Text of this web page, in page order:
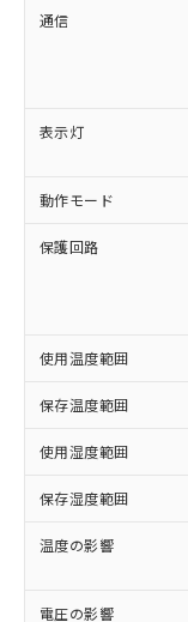
通信
表示灯
動作モード
保護回路
使用温度範囲
保存温度範囲
使用湿度範囲
保存湿度範囲
温度の影響
電圧の影響
ご利
以下の条
ご利用く
本
商
(税
当
本
対応済
非含有に対
対応予定
有に対応
商品です。
対応予定
非含有に
調査・確
非含有の
非該当品：
害物質有
仕入先様
いたもの
※1 中国
「○」：最
基準値以
「×」：
基準値を